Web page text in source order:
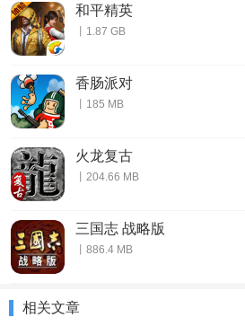
和平精英
丨1.87 GB
香肠派对
丨185 MB
火龙复古
丨204.66 MB
三国志 战略版
丨886.4 MB
相关文章